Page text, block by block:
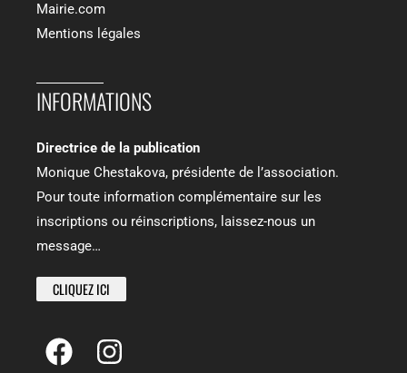
Mairie.com
Mentions légales
INFORMATIONS​
Directrice de la publication
Monique Chestakova, présidente de l’association.
Pour toute information complémentaire sur les
inscriptions ou réinscriptions, laissez-nous un
message…
CLIQUEZ ICI